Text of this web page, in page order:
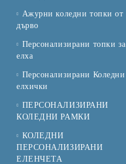
Ажурни коледни топки от
дърво
Персонализирани топки за
елха
Персонализирани Коледни
елхички
ПЕРСОНАЛИЗИРАНИ
КОЛЕДНИ РАМКИ
КОЛЕДНИ
ПЕРСОНАЛИЗИРАНИ
ЕЛЕНЧЕТА